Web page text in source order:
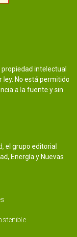
intelectual
ley. No está permitido
a la fuente y sin
, el grupo editorial
Energía y Nuevas